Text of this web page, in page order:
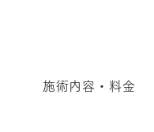
施術内容・料金